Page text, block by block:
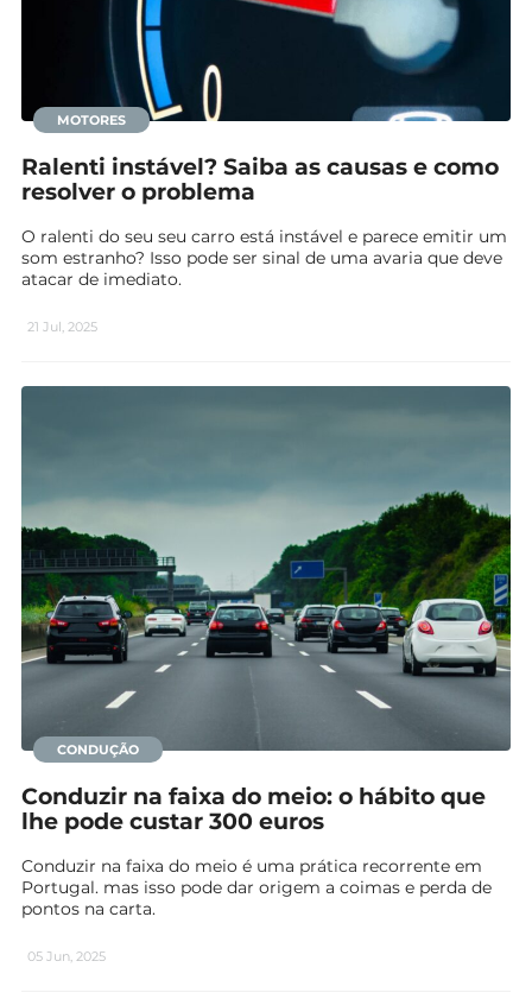
MOTORES
Ralenti instável? Saiba as causas e como
resolver o problema
O ralenti do seu seu carro está instável e parece emitir um
som estranho? Isso pode ser sinal de uma avaria que deve
atacar de imediato.
21 Jul, 2025
CONDUÇÃO
Conduzir na faixa do meio: o hábito que
lhe pode custar 300 euros
Conduzir na faixa do meio é uma prática recorrente em
Portugal. mas isso pode dar origem a coimas e perda de
pontos na carta.
05 Jun, 2025